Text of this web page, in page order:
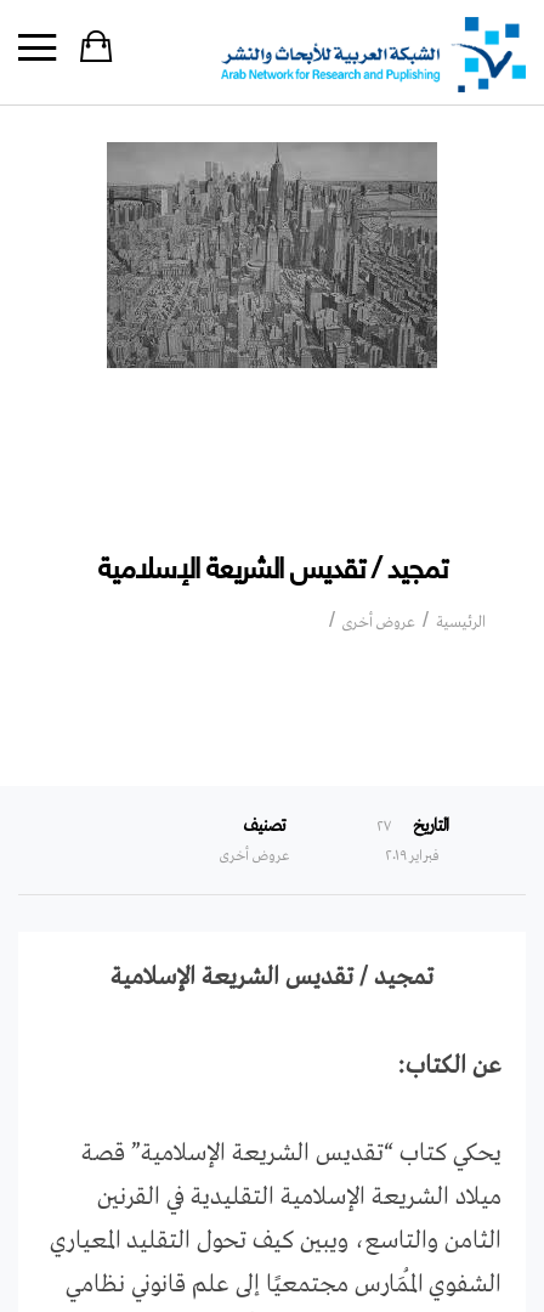
تمجيد / تقديس الشريعة الإسلامية
الرئيسية عروض أخرى
التاريخ
۲۷
فبراير ۲۰۱۹
تصنيف
عروض أخرى
تمجيد / تقديس الشريعة الإسلامية
عن الكتاب:
يحكي كتاب “تقديس الشريعة الإسلامية” قصة
ميلاد الشريعة الإسلامية التقليدية في القرنين
الثامن والتاسع، ويبين كيف تحول التقليد المعياري
الشفوي المُمَارس مجتمعيًا إلى علم قانوني نظامي